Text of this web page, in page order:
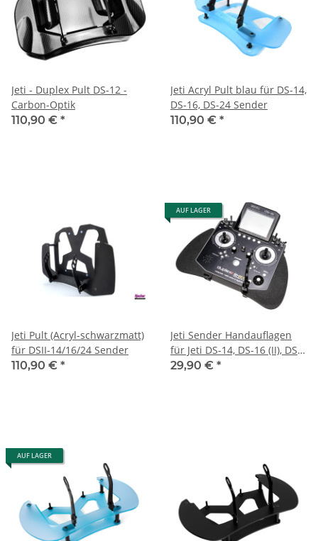
Jeti - Duplex Pult DS-12 -
Carbon-Optik
110,90 € *
Jeti Acryl Pult blau für DS-14,
DS-16, DS-24 Sender
110,90 € *
Jeti Pult (Acryl-schwarzmatt)
für DSII-14/16/24 Sender
110,90 € *
AUF LAGER
Jeti Sender Handauflagen
für Jeti DS-14, DS-16 (II), DS-
24 (1 Paar)
29,90 € *
AUF LAGER